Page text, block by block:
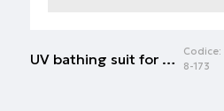
UV bathing suit for boys | Stampa all over Codice:
8-173